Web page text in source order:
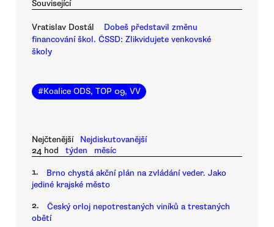
Související
Vratislav Dostál
Dobeš představil změnu
financování škol. ČSSD: Zlikvidujete venkovské
školy
#Koalice ODS, TOP 09, VV
Nejčtenější
Nejdiskutovanější
24 hod
týden měsíc
1.
Brno chystá akční plán na zvládání veder. Jako
jediné krajské město
2.
Český orloj nepotrestaných viníků a trestaných
obětí